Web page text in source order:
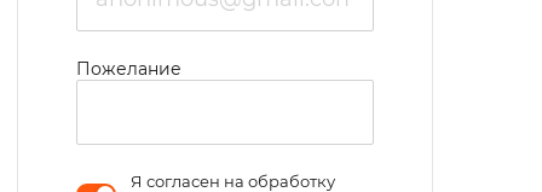
Пожелание
Я согласен на обработку